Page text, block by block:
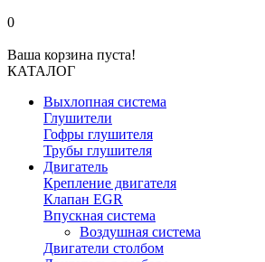
0
Ваша корзина пуста!
КАТАЛОГ
Выхлопная система
Глушители
Гофры глушителя
Трубы глушителя
Двигатель
Крепление двигателя
Клапан EGR
Впускная система
Воздушная система
Двигатели столбом